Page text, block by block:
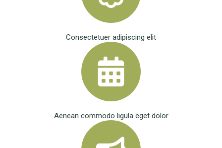
Consectetuer adipiscing elit
Aenean commodo ligula eget dolor